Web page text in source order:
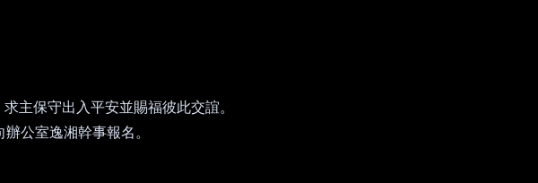
主保守出入平安並賜福彼此交誼。
公室逸湘幹事報名。